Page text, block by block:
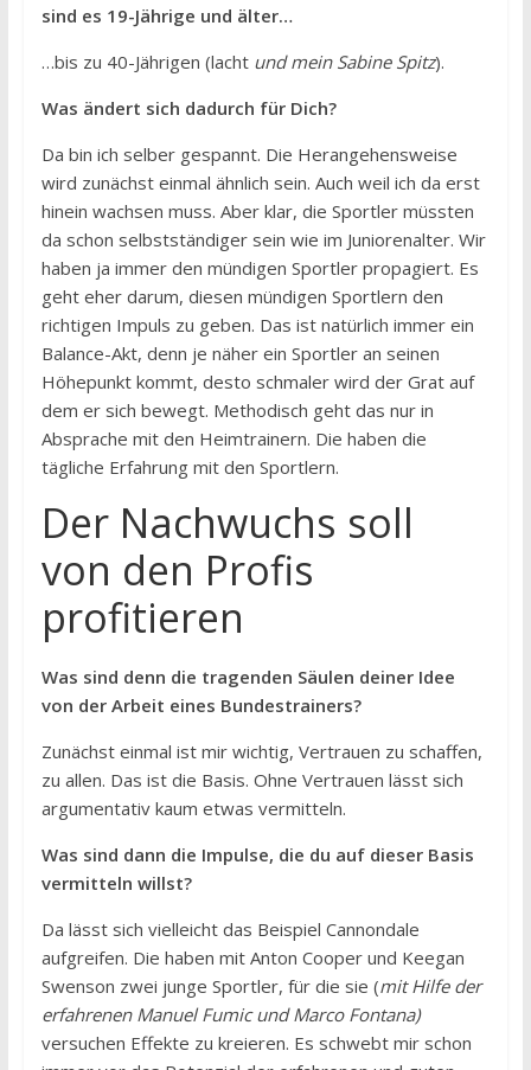
sind es 19-Jährige und älter…
…bis zu 40-Jährigen (lacht und mein Sabine Spitz).
Was ändert sich dadurch für Dich?
Da bin ich selber gespannt. Die Herangehensweise
wird zunächst einmal ähnlich sein. Auch weil ich da erst
hinein wachsen muss. Aber klar, die Sportler müssten
da schon selbstständiger sein wie im Juniorenalter. Wir
haben ja immer den mündigen Sportler propagiert. Es
geht eher darum, diesen mündigen Sportlern den
richtigen Impuls zu geben. Das ist natürlich immer ein
Balance-Akt, denn je näher ein Sportler an seinen
Höhepunkt kommt, desto schmaler wird der Grat auf
dem er sich bewegt. Methodisch geht das nur in
Absprache mit den Heimtrainern. Die haben die
tägliche Erfahrung mit den Sportlern.
Der Nachwuchs soll
von den Profis
profitieren
Was sind denn die tragenden Säulen deiner Idee
von der Arbeit eines Bundestrainers?
Zunächst einmal ist mir wichtig, Vertrauen zu schaffen,
zu allen. Das ist die Basis. Ohne Vertrauen lässt sich
argumentativ kaum etwas vermitteln.
Was sind dann die Impulse, die du auf dieser Basis
vermitteln willst?
Da lässt sich vielleicht das Beispiel Cannondale
aufgreifen. Die haben mit Anton Cooper und Keegan
Swenson zwei junge Sportler, für die sie (mit Hilfe der
erfahrenen Manuel Fumic und Marco Fontana)
versuchen Effekte zu kreieren. Es schwebt mir schon